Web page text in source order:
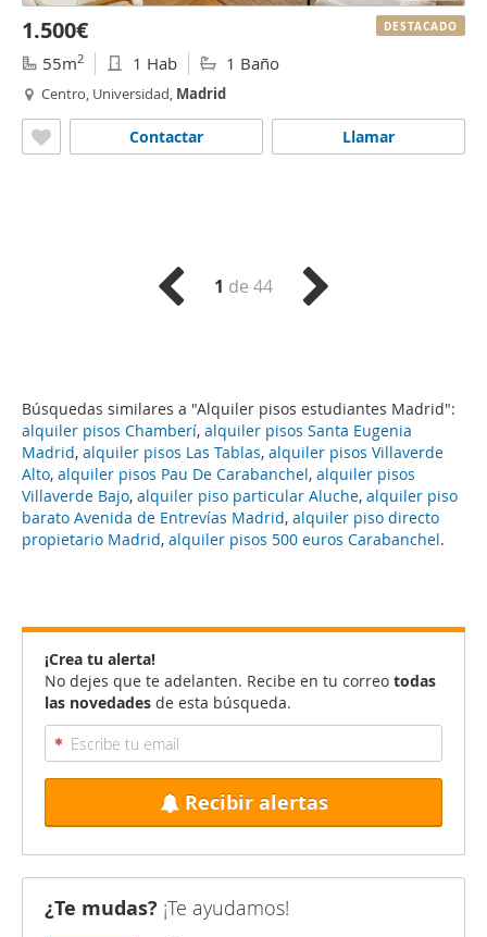
Búsquedas similares a "Alquiler pisos estudiantes Madrid":
alquiler pisos Chamberí, alquiler pisos Santa Eugenia
Madrid, alquiler pisos Las Tablas, alquiler pisos Villaverde
Alto, alquiler pisos Pau De Carabanchel, alquiler pisos
Villaverde Bajo, alquiler piso particular Aluche, alquiler piso
barato Avenida de Entrevías Madrid, alquiler piso directo
propietario Madrid, alquiler pisos 500 euros Carabanchel.
1.500€
55m2 1 Hab 1 Baño
Centro, Universidad, Madrid
Llamar
Contactar
DESTACADO
1 de 44
¡Crea tu alerta!
No dejes que te adelanten. Recibe en tu correo todas
las novedades de esta búsqueda.
Recibir alertas
¿Te mudas? ¡Te ayudamos!